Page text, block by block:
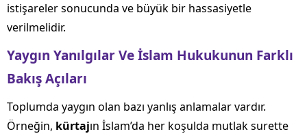
istişareler sonucunda ve büyük bir hassasiyetle
verilmelidir.
Yaygın Yanılgılar Ve İslam Hukukunun Farklı
Bakış Açıları
Toplumda yaygın olan bazı yanlış anlamalar vardır.
Örneğin, kürtajın İslam’da her koşulda mutlak surette